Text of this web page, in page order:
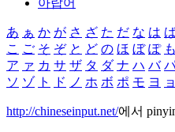
아랍어
あ ぁ か が さ ざ た だ な は
こ ご そ ぞ と ど の ほ ぼ ぽ も
ア ァ カ サ ザ タ ダ ナ ハ バ
ソ ゾ ト ド ノ ホ ボ ポ モ ヨ ョ
http://chineseinput.net/에서